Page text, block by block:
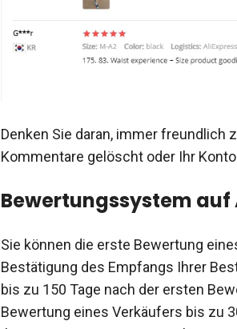
Denken Sie daran, immer freundlich
Kommentare gelöscht oder Ihr
Bewertungssystem auf
Sie können die erste Bewertung
Bestätigung des Empfangs Ihrer
bis zu 150 Tage nach der ersten
Bewertung eines Verkäufers bis zu